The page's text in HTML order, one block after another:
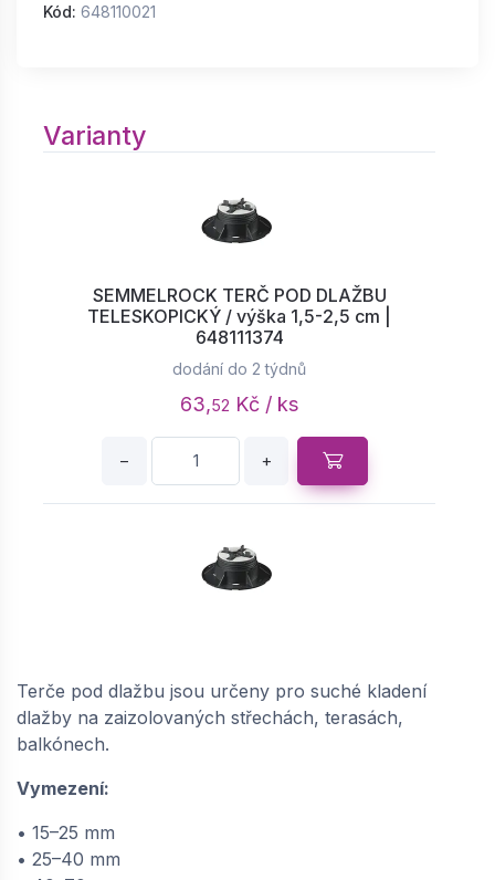
Kód: 648110021
Varianty
SEMMELROCK TERČ POD DLAŽBU
TELESKOPICKÝ / výška 1,5-2,5 cm |
648111374
dodání do 2 týdnů
63,52 Kč / ks
− +
dodání do 2 týdnů
72, Kč / ks
Terče pod dlažbu jsou určeny pro suché kladení
dlažby na zaizolovaných střechách, terasách,
balkónech.
Vymezení:
• 15–25 mm
• 25–40 mm